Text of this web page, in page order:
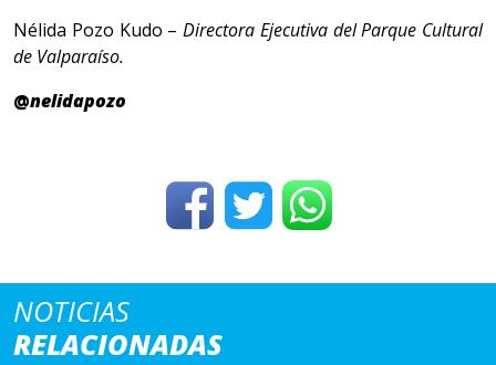
Nélida Pozo Kudo – Directora Ejecutiva del Parque Cultural
de Valparaíso.
@nelidapozo
NOTICIAS
RELACIONADAS